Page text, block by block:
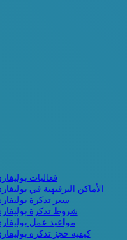
فعاليات
الأماكن الترفيهية في
سعر تذكرة
شروط تذكرة
مواعيد عمل
كيفية حجز تذكرة